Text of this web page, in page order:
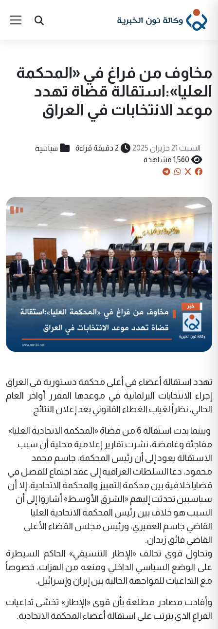
مخاوف من فراغ في «المحكمة
العليا»:استقالة قضاة تهدد
موعد الانتخابات في العراق
السبت 21 حزيران 2025 2 دقيقة قراءة سياسية
1,560 مشاهدة
تهدد استقالة أعضاء في أعلى محكمة دستورية في العراق
إجراء الانتخابات البرلمانية في موعدها المقرر أواخر العام
الحالي، نظراً لغياب الغطاء القانوني بعد إعلان النتائج.
وبينما بدت استقالة 6 من قضاة «المحكمة الاتحادية العليا»
مفاجئة وغامضة، نشرت تقارير إعلامية محلية أن سبب
الاستقالة يعود إلى أن رئيس المحكمة، جاسم محمد
محمود، دعا السلطات العراقية إلى عقد اجتماع للفصل في
قضايا خلافية بين محكمة التمييز والمحكمة الاتحادية، إلا أن
سياسيين تحدثت إليهم «الشرق الأوسط» أشاروا إلى أن
السبب هو خلاف بين رئيس المحكمة الاتحادية العليا
القاضي جاسم العميري، ورئيس مجلس القضاء الأعلى
القاضي فائق زيدان.
وتحاول قوى تحالف «الإطار التنسيقي» الحاكم السيطرة
على الوضع السياسي الداخلي ومنعه من الهزات، خصوصاً
مع التداعيات للمواجهة الحالية بين إيران وإسرائيل.
وأفادت مصادر مطلعة بأن قوى «الإطار» تخشى تداعيات
الفراغ الذي يترتب على استقالة أعضاء المحكمة الاتحادية.